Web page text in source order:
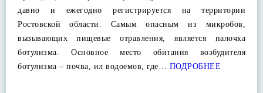
давно и ежегодно регистрируется на территории
Ростовской области. Самым опасным из микробов,
вызывающих пищевые отравления, является палочка
ботулизма. Основное место обитания возбудителя
ботулизма – почва, ил водоемов, где… ПОДРОБНЕЕ